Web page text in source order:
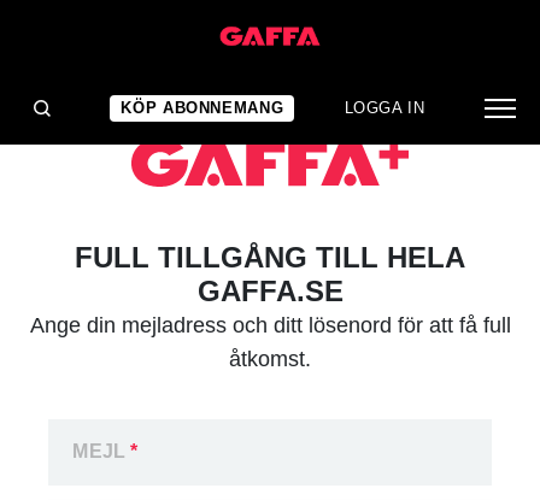
KÖP ABONNEMANG LOGGA IN
FULL TILLGÅNG TILL HELA
GAFFA.SE
Ange din mejladress och ditt lösenord för att få full
åtkomst.
MEJL*